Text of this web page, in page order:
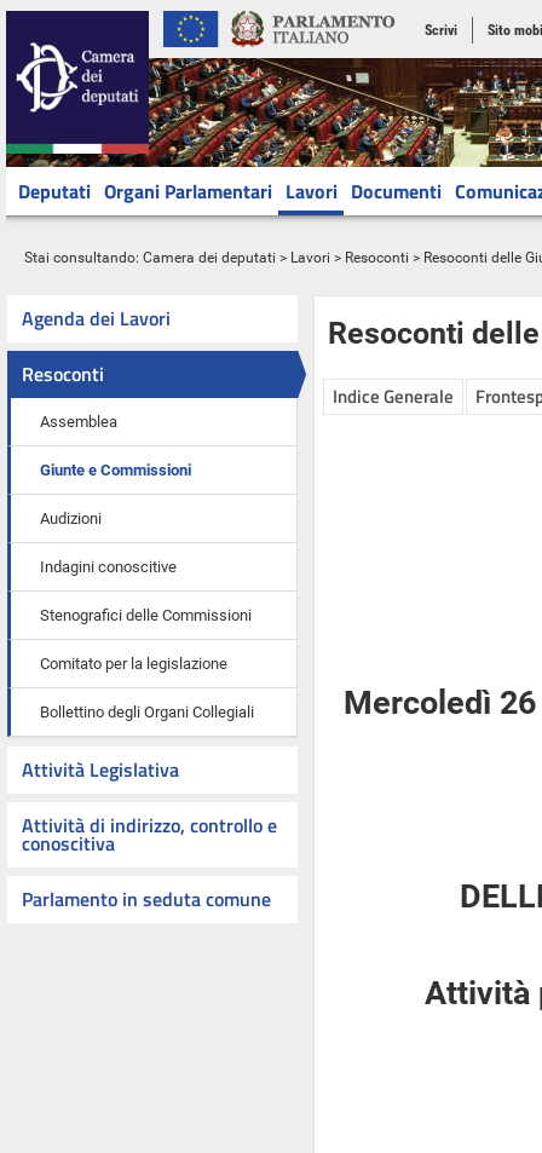
Scrivi Sito
Deputati Organi Parlamentari Lavori Documenti
Stai consultando: Camera dei deputati > Lavori > Resoconti > Resoconti delle
Agenda dei Lavori
Resoconti
Assemblea
Giunte e Commissioni
Audizioni
Indagini conoscitive
Stenografici delle Commissioni
Comitato per la legislazione
Bollettino degli Organi Collegiali
Attività Legislativa
Attività di indirizzo, controllo e
conoscitiva
Parlamento in seduta comune
Resoconti
Indice Generale
Mercoledì
Attività